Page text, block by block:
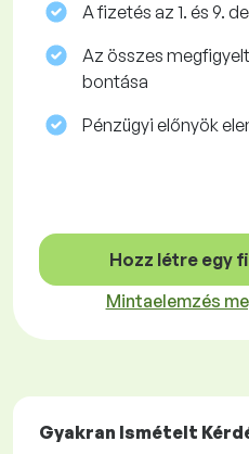
A fizetés az 1. és 9.
Az összes
bontása
Pénzügyi előnyök
Hozz létre egy
Mintaelemzés
Gyakran Ismételt